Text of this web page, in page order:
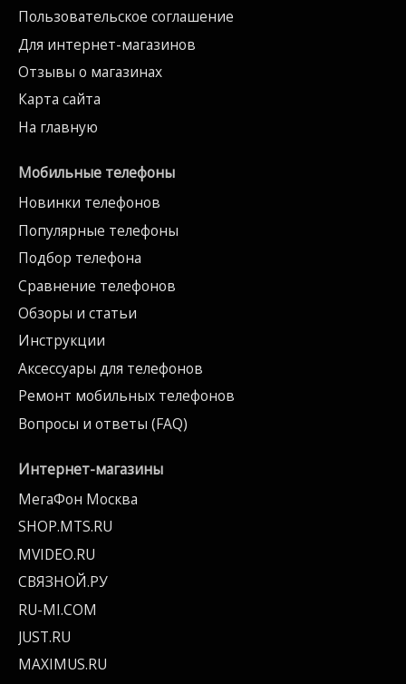
Пользовательское соглашение
Для интернет-магазинов
Отзывы о магазинах
Карта сайта
На главную
Мобильные телефоны
Новинки телефонов
Популярные телефоны
Подбор телефона
Сравнение телефонов
Обзоры и статьи
Инструкции
Аксессуары для телефонов
Ремонт мобильных телефонов
Вопросы и ответы (FAQ)
Интернет-магазины
МегаФон Москва
SHOP.MTS.RU
MVIDEO.RU
СВЯЗНОЙ.РУ
RU-MI.COM
JUST.RU
MAXIMUS.RU